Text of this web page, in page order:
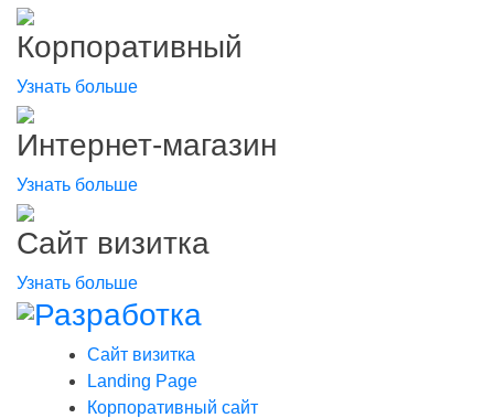
Корпоративный
Узнать больше
Интернет-магазин
Узнать больше
Сайт визитка
Узнать больше
Разработка
Сайт визитка
Landing Page
Корпоративный сайт